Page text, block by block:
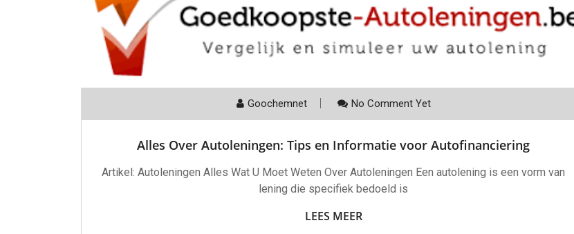
Goochemnet No Comment Yet
Alles Over Autoleningen: Tips en Informatie voor Autofinanciering
Artikel: Autoleningen Alles Wat U Moet Weten Over Autoleningen Een autolening is een vorm van
lening die specifiek bedoeld is
LEES MEER